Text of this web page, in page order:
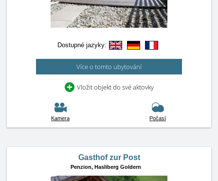
Dostupné jazyky:
Více o tomto ubytování
Vložit objekt do své aktovky
Kamera Počasí
Gasthof zur Post
Penzion, Hasliberg Goldern